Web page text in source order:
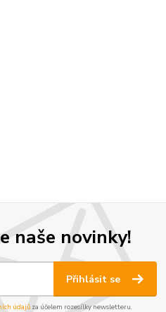
naše novinky!
Přihlásit se
údajůza účelem rozesílky newsletteru.